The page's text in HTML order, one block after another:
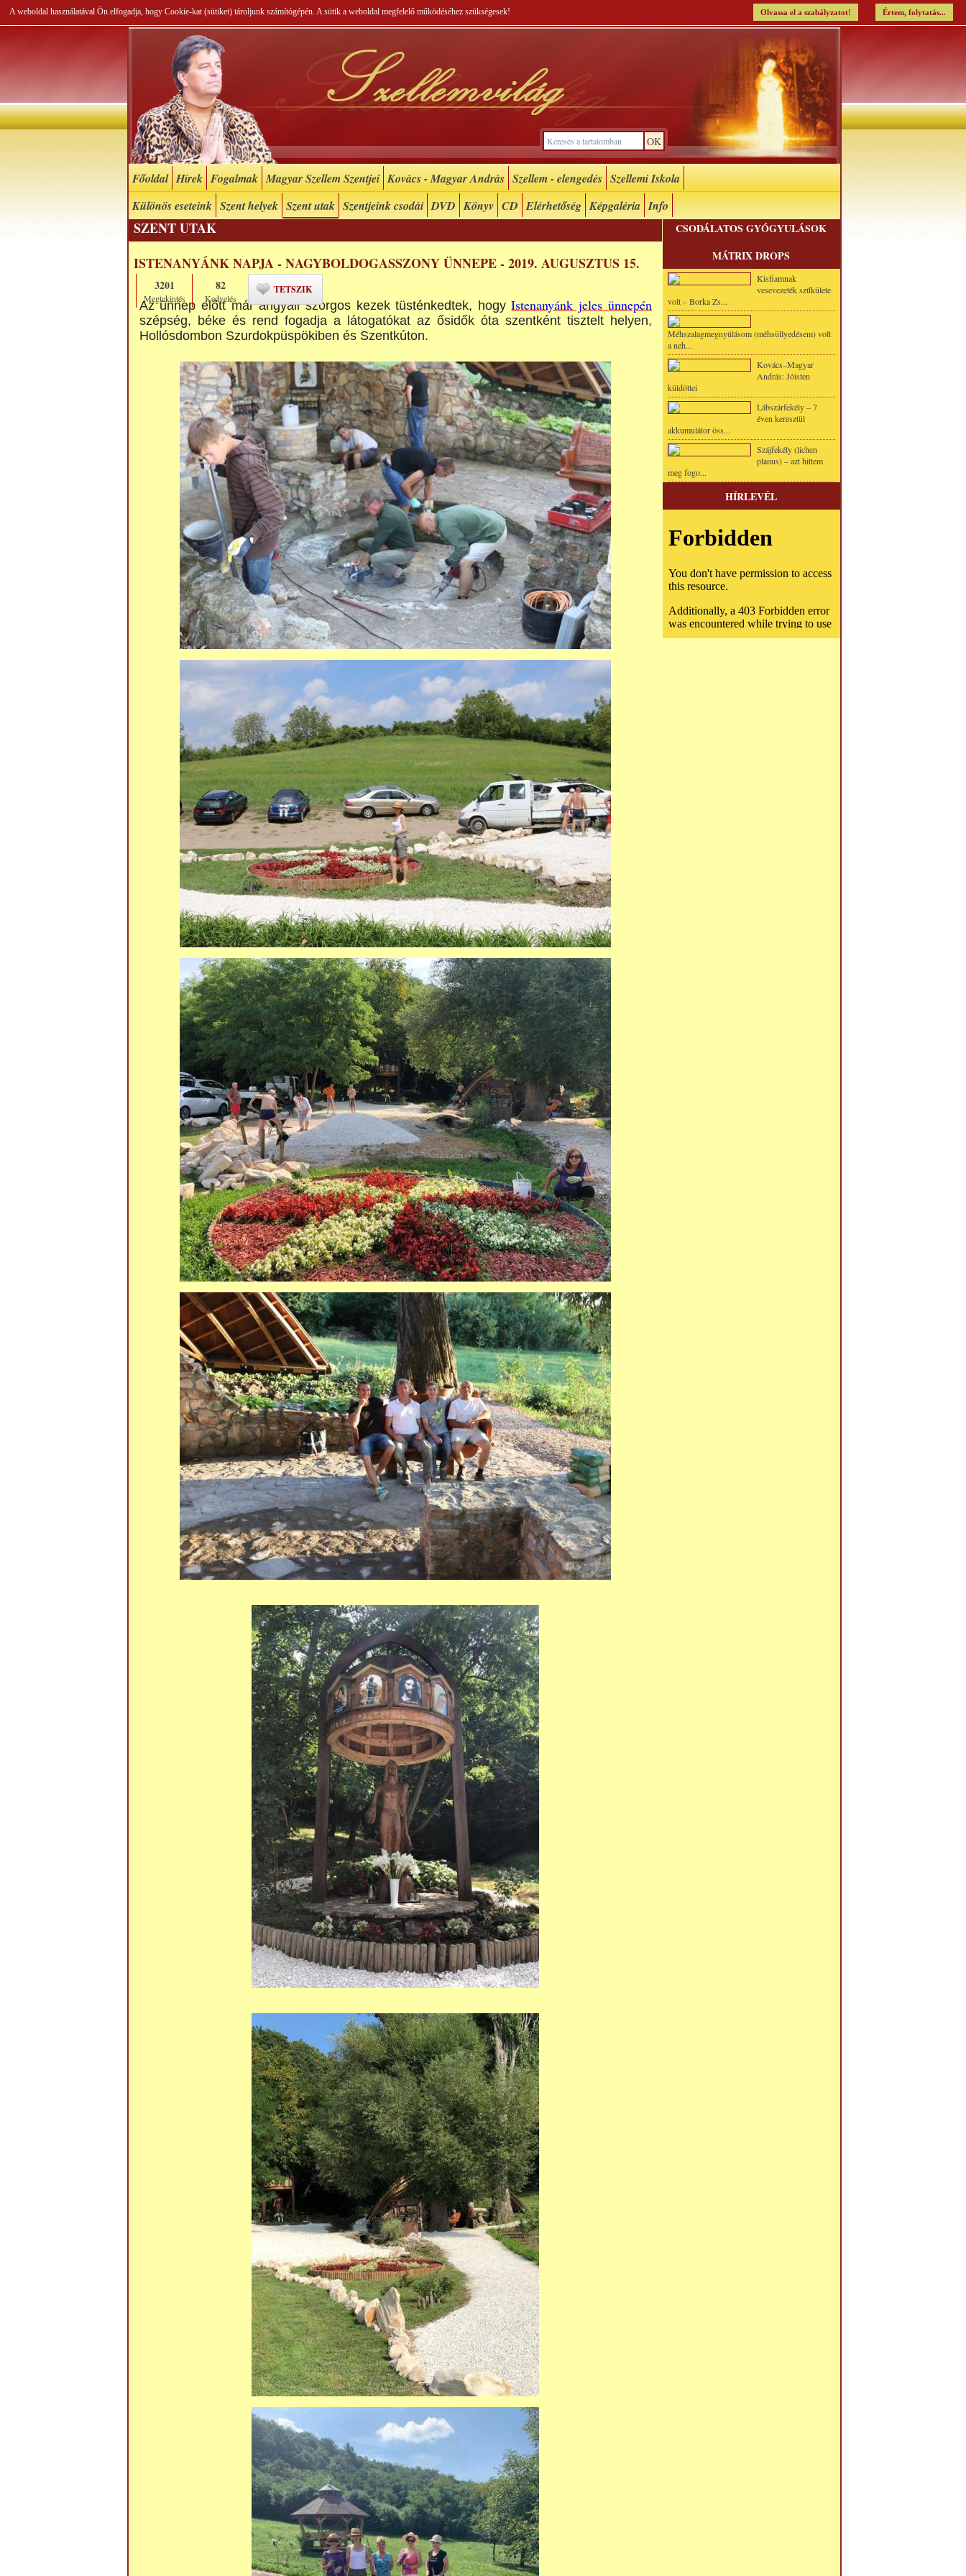
A weboldal használatával Ön elfogadja, hogy Cookie-kat (sütiket) tároljunk számítógépén. A sütik a weboldal megfelelő működéséhez szükségesek! Olvassa el a szabályzatot! Értem, folytatás...
Főoldal Hírek Fogalmak Magyar Szellem Szentjei Kovács - Magyar András Szellem - elengedés Szellemi Iskola
Különös eseteink Szent helyek Szent utak Szentjeink csodái DVD Könyv CD Elérhetőség Képgaléria Info
SZENT UTAK
ISTENANYÁNK NAPJA - NAGYBOLDOGASSZONY ÜNNEPE - 2019. AUGUSZTUS 15.
3201
Megtekintés
82
Kedvelés
TETSZIK
Az ünnep előtt már angyali szorgos kezek tüsténkedtek, hogyIstenanyánk jeles ünnepén
szépség, béke és rend fogadja a látogatókat az ősidők óta szentként tisztelt helyen,
Hollósdombon Szurdokpüspökiben és Szentkúton.
CSODÁLATOS GYÓGYULÁSOK
MÁTRIX DROPS
Kisfiamnak
vesevezeték szűkülete
volt – Borka Zs...
Méhszalagmegnyúlásom (méhsüllyedésem) volt
a neh...
Kovács–Magyar
András: Jóisten
küldöttei
Lábszárfekély – 7
éven keresztül
akkumulátor öss...
Szájfekély (lichen
planus) – azt hittem
meg fogo...
HÍRLEVÉL